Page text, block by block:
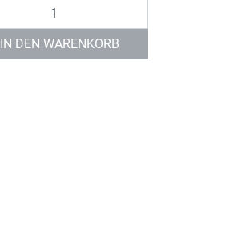
IN DEN WARENKORB